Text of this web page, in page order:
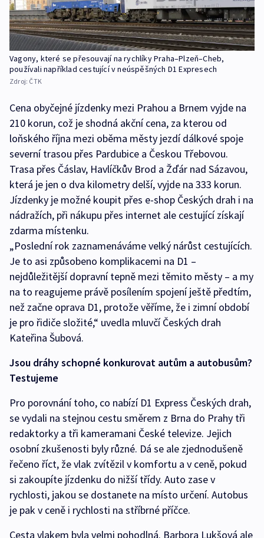
Vagony, které se přesouvají na rychlíky Praha–Plzeň–Cheb,
používali například cestující v neúspěšných D1 Expresech
Zdroj: ČTK
Cena obyčejné jízdenky mezi Prahou a Brnem vyjde na
210 korun, což je shodná akční cena, za kterou od
loňského října mezi oběma městy jezdí dálkové spoje
severní trasou přes Pardubice a Českou Třebovou.
Trasa přes Čáslav, Havlíčkův Brod a Žďár nad Sázavou,
která je jen o dva kilometry delší, vyjde na 333 korun.
Jízdenky je možné koupit přes e-shop Českých drah i na
nádražích, při nákupu přes internet ale cestující získají
zdarma místenku.
„Poslední rok zaznamenáváme velký nárůst cestujících.
Je to asi způsobeno komplikacemi na D1 –
nejdůležitější dopravní tepně mezi těmito městy – a my
na to reagujeme právě posílením spojení ještě předtím,
než začne oprava D1, protože věříme, že i zimní období
je pro řidiče složité,“ uvedla mluvčí Českých drah
Kateřina Šubová.
Jsou dráhy schopné konkurovat autům a autobusům?
Testujeme
Pro porovnání toho, co nabízí D1 Express Českých drah,
se vydali na stejnou cestu směrem z Brna do Prahy tři
redaktorky a tři kameramani České televize. Jejich
osobní zkušenosti byly různé. Dá se ale zjednodušeně
řečeno říct, že vlak zvítězil v komfortu a v ceně, pokud
si zakoupíte jízdenku do nižší třídy. Auto zase v
rychlosti, jakou se dostanete na místo určení. Autobus
je pak v ceně i rychlosti na stříbrné příčce.
Cesta vlakem byla velmi pohodlná. Barbora Lukšová ale